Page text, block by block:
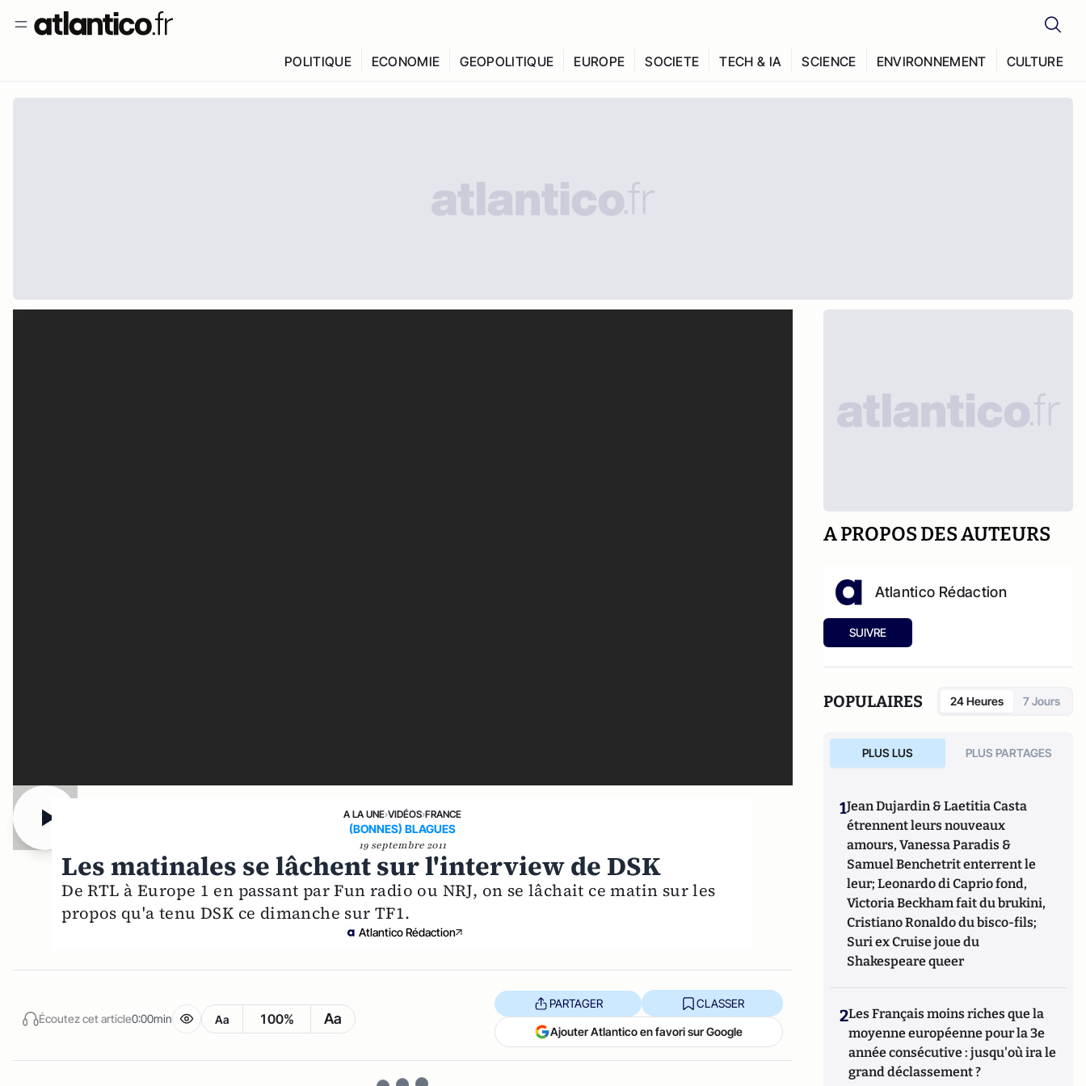
POLITIQUE ECONOMIE GEOPOLITIQUE EUROPE SOCIETE TECH & IA SCIENCE ENVIRONNEMENT CULTURE
A LA UNE›VIDÉOS›FRANCE
(BONNES) BLAGUES
19 septembre 2011
Les matinales se lâchent sur l'interview de DSK
De RTL à Europe 1 en passant par Fun radio ou NRJ, on se lâchait ce matin sur les
propos qu'a tenu DSK ce dimanche sur TF1.
Atlantico Rédaction
Écoutez cet article0:00min Aa 100% Aa
PARTAGER CLASSER
Ajouter Atlantico en favori sur Google
A PROPOS DES AUTEURS
Atlantico Rédaction
SUIVRE
POPULAIRES 24 Heures 7 Jours
PLUS LUS PLUS PARTAGES
1Jean Dujardin & Laetitia Casta
étrennent leurs nouveaux
amours, Vanessa Paradis &
Samuel Benchetrit enterrent le
leur; Leonardo di Caprio fond,
Victoria Beckham fait du brukini,
Cristiano Ronaldo du bisco-fils;
Suri ex Cruise joue du
Shakespeare queer
2Les Français moins riches que la
moyenne européenne pour la 3e
année consécutive : jusqu'où ira le
grand déclassement ?